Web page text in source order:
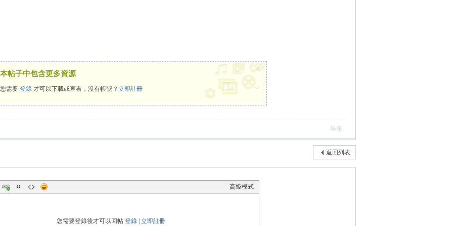
本帖子中包含更多資源
您需要 登錄 才可以下載或查看，沒有帳號？ 立即註冊
x
舉報
返回列表
高級模式
您需要登錄後才可以回帖 登錄 立即註冊